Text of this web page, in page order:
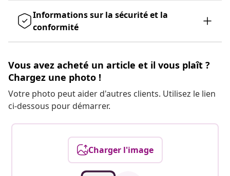
Informations sur la sécurité et la
conformité
Vous avez acheté un article et il vous plaît ?
Chargez une photo !
Votre photo peut aider d'autres clients. Utilisez le lien
ci-dessous pour démarrer.
Charger l'image